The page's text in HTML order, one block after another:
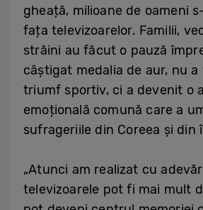
gheață, milioane de oameni
fața televizoarelor. Familii,
străini au făcut o pauză
câștigat medalia de aur, nu
triumf sportiv, ci a devenit o
emoțională comună care a
sufrageriile din Coreea și din
„Atunci am realizat cu
televizoarele pot fi mai mult